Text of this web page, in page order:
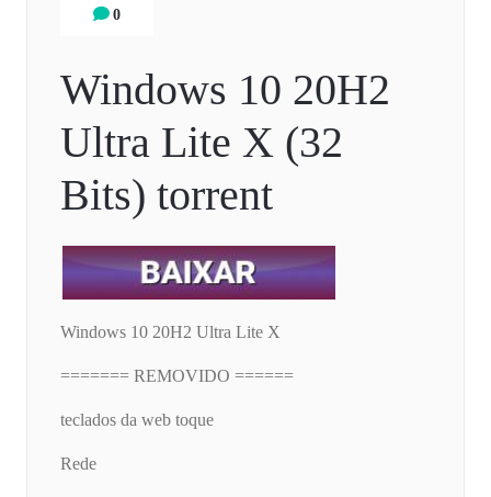
0
Windows 10 20H2
Ultra Lite X (32
Bits) torrent
Windows 10 20H2 Ultra Lite X
======= REMOVIDO ======
teclados da web toque
Rede